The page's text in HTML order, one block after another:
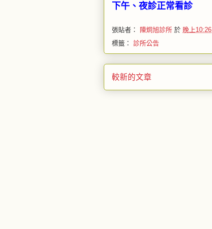
下午、夜診正常看診
張貼者： 陳炯旭診所 於 晚上10:26
標籤： 診所公告
較新的文章